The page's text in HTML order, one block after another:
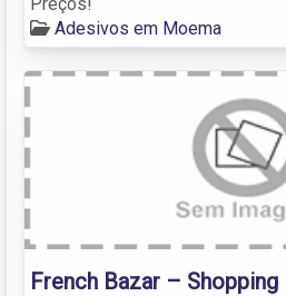
Adesivos em Moema
French Bazar – Shopping